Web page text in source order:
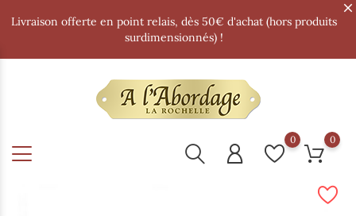
Livraison offerte en point relais, dès 50€ d'achat (hors produits
surdimensionnés) !
0 0